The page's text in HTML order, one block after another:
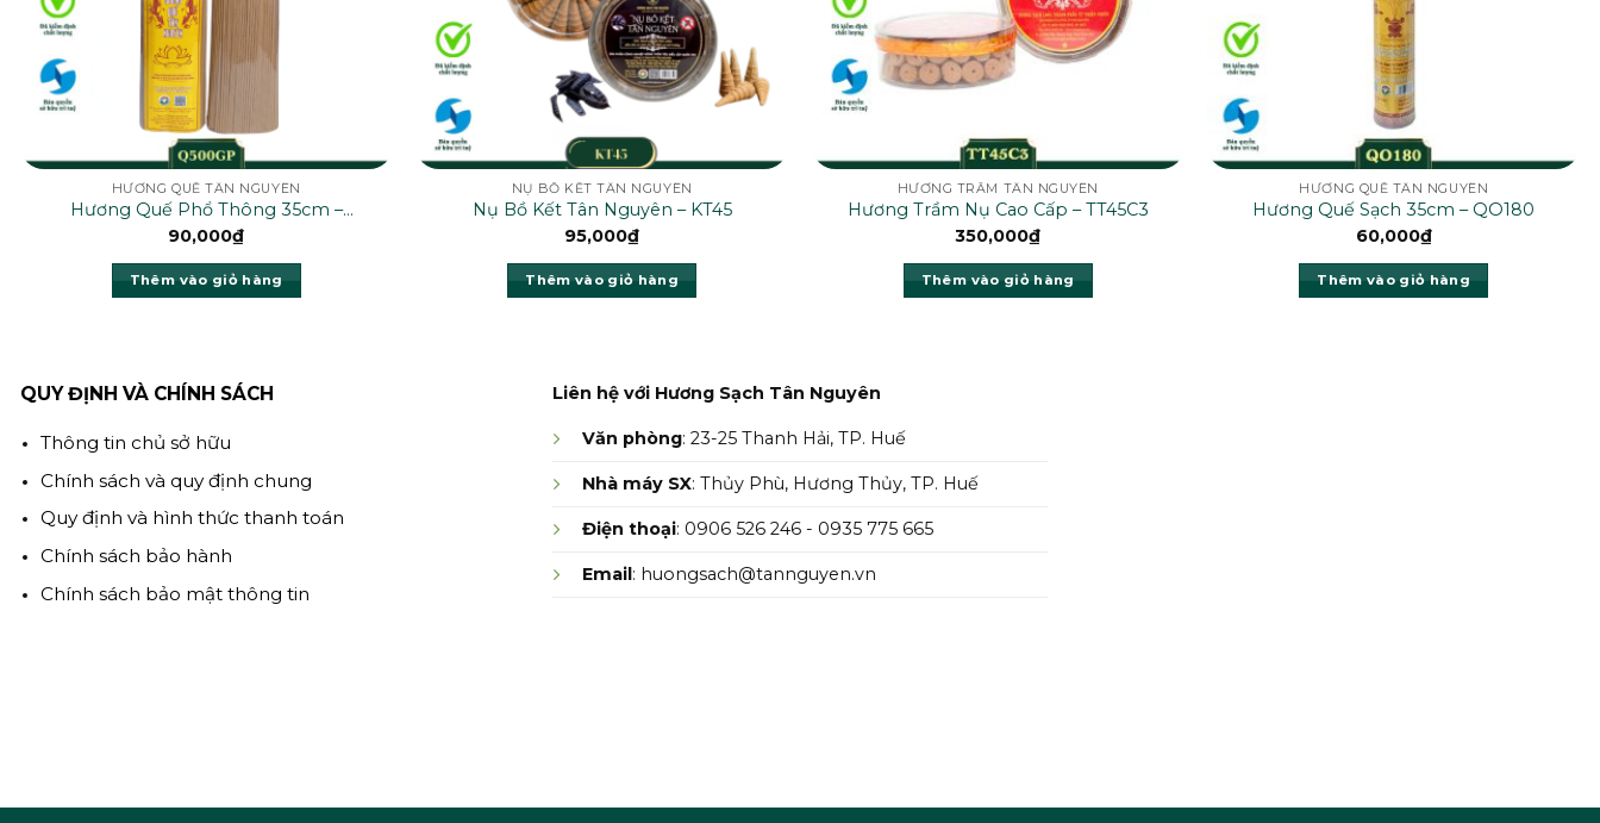
HƯƠNG QUẾ TÂN NGUYÊN
Hương Quế Phổ Thông 35cm –
Q500GP
90,000₫
Thêm vào giỏ hàng
NỤ BỒ KẾT TÂN NGUYÊN
Nụ Bồ Kết Tân Nguyên – KT45
95,000₫
Thêm vào giỏ hàng
HƯƠNG TRẦM TÂN NGUYÊN
Hương Trầm Nụ Cao Cấp – TT45C3
350,000₫
Thêm vào giỏ hàng
HƯƠNG QUẾ TÂN NGUYÊN
Hương Quế Sạch 35cm – QO180
60,000₫
Thêm vào giỏ hàng
QUY ĐỊNH VÀ CHÍNH SÁCH
Thông tin chủ sở hữu
Chính sách và quy định chung
Quy định và hình thức thanh toán
Chính sách bảo hành
Chính sách bảo mật thông tin
Liên hệ với Hương Sạch Tân Nguyên
Văn phòng: 23-25 Thanh Hải, TP. Huế
Nhà máy SX: Thủy Phù, Hương Thủy, TP. Huế
Điện thoại: 0906 526 246 - 0935 775 665
Email: huongsach@tannguyen.vn